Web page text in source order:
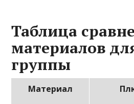
Таблица
материалов
группы
Материал